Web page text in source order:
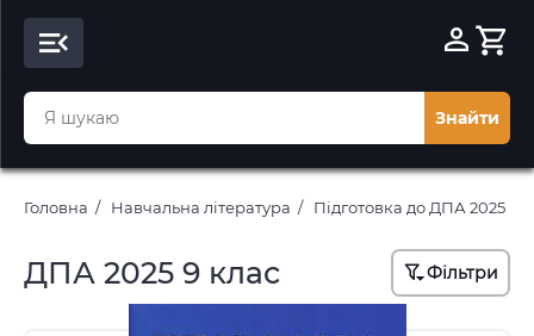
Знайти
Головна Навчальна література Підготовка до ДПА 2025
ДПА 2025 9 клас Фільтри